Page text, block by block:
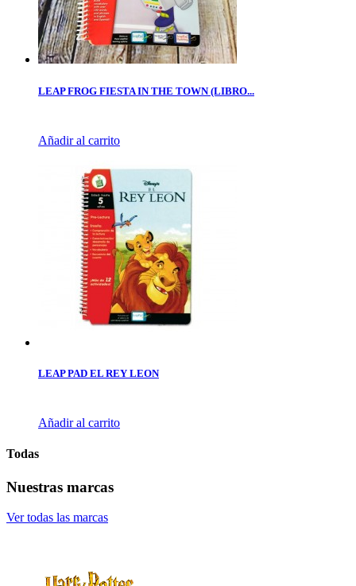
LEAP FROG FIESTA IN THE TOWN (LIBRO...
Añadir al carrito
LEAP PAD EL REY LEON
Añadir al carrito
Todas
Nuestras marcas
Ver todas las marcas